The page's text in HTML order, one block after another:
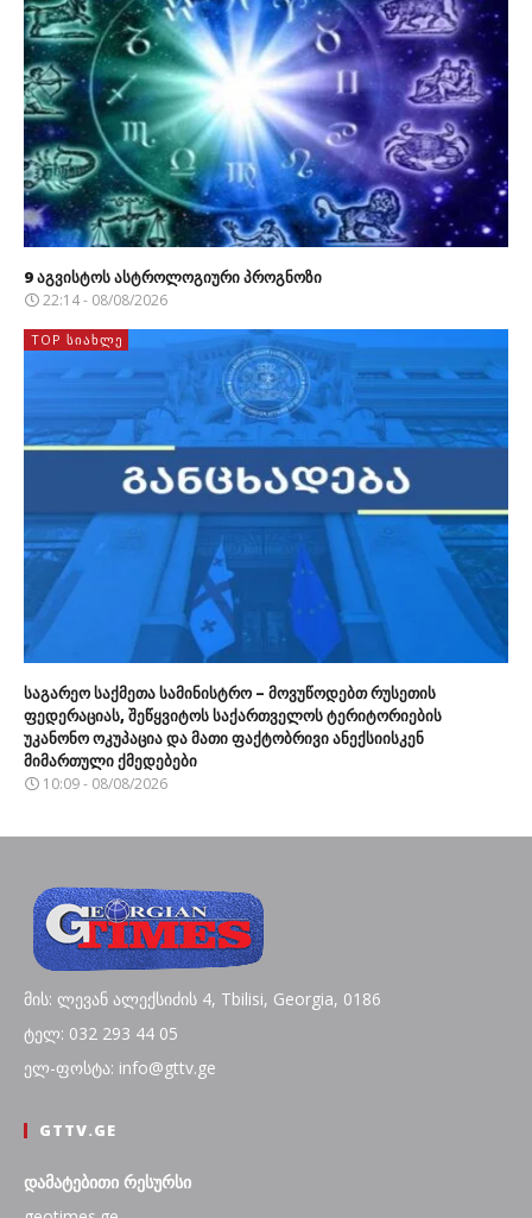
9 აგვისტოს ასტროლოგიური პროგნოზი
22:14 - 08/08/2026
TOP ᲡᲘᲐᲮᲚᲔ
საგარეო საქმეთა სამინისტრო – მოვუწოდებთ რუსეთის
ფედერაციას, შეწყვიტოს საქართველოს ტერიტორიების
უკანონო ოკუპაცია და მათი ფაქტობრივი ანექსიისკენ
მიმართული ქმედებები
10:09 - 08/08/2026
მის: ლევან ალექსიძის 4, Tbilisi, Georgia, 0186
ტელ: 032 293 44 05
ელ-ფოსტა: info@gttv.ge
GTTV.GE
დამატებითი რესურსი